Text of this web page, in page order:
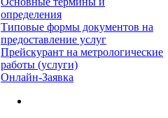
определения
Типовые формы документов на
предоставление услуг
Прейскурант на метрологические
работы (услуги)
Онлайн-Заявка